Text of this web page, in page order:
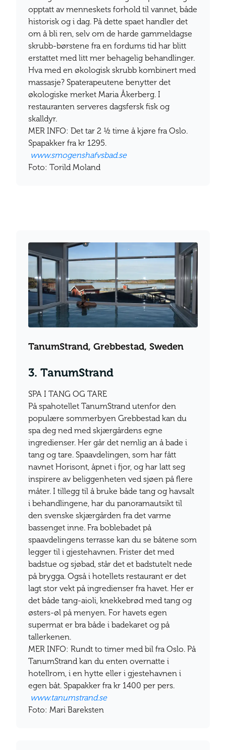
opptatt av menneskets forhold til vannet, både
historisk og i dag. På dette spaet handler det
om å bli ren, selv om de harde gammeldagse
skrubb-børstene fra en fordums tid har blitt
erstattet med litt mer behagelig behandlinger.
Hva med en økologisk skrubb kombinert med
massasje? Spaterapeutene benytter det
økologiske merket Maria Åkerberg. I
restauranten serveres dagsfersk fisk og
skalldyr.
MER INFO: Det tar 2 ½ time å kjøre fra Oslo.
Spapakker fra kr 1295.
www.smogenshafvsbad.se
Foto: Torild Moland
TanumStrand, Grebbestad, Sweden
3. TanumStrand
SPA I TANG OG TARE
På spahotellet TanumStrand utenfor den
populære sommerbyen Grebbestad kan du
spa deg ned med skjærgårdens egne
ingredienser. Her går det nemlig an å bade i
tang og tare. Spaavdelingen, som har fått
navnet Horisont, åpnet i fjor, og har latt seg
inspirere av beliggenheten ved sjøen på flere
måter. I tillegg til å bruke både tang og havsalt
i behandlingene, har du panoramautsikt til
den svenske skjærgården fra det varme
bassenget inne. Fra boblebadet på
spaavdelingens terrasse kan du se båtene som
legger til i gjestehavnen. Frister det med
badstue og sjøbad, står det et badstutelt nede
på brygga. Også i hotellets restaurant er det
lagt stor vekt på ingredienser fra havet. Her er
det både tang-aioli, knekkebrød med tang og
østers-øl på menyen. For havets egen
supermat er bra både i badekaret og på
tallerkenen.
MER INFO: Rundt to timer med bil fra Oslo. På
TanumStrand kan du enten overnatte i
hotellrom, i en hytte eller i gjestehavnen i
egen båt. Spapakker fra kr 1400 per pers.
www.tanumstrand.se
Foto: Mari Bareksten